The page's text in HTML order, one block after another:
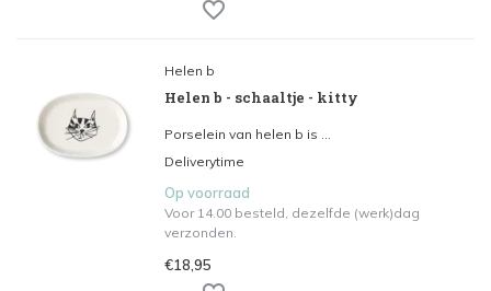
Helen b
Helen b - schaaltje - kitty
Porselein van helen b is ...
Deliverytime
Op voorraad
Voor 14.00 besteld, dezelfde (werk)dag
verzonden.
€18,95